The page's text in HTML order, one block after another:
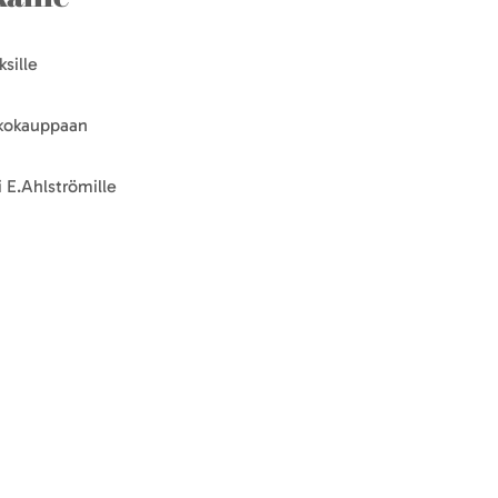
E.Ahlströmille